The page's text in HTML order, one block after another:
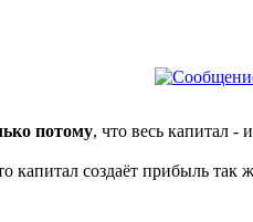
потому, что весь капитал -
капитал создаёт прибыль так